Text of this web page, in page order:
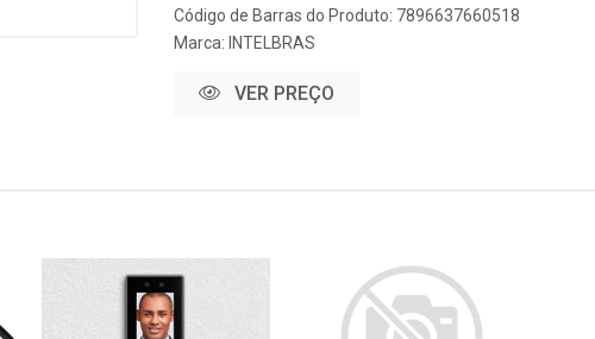
Código de Barras do Produto: 7896637660518
Marca: INTELBRAS
VER PREÇO